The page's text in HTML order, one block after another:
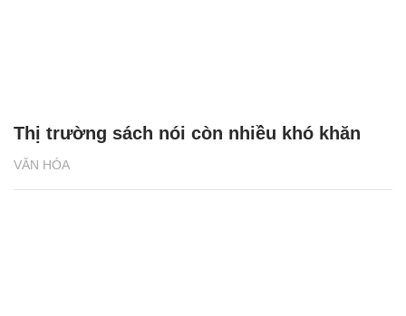
VĂN HÓA
Thị trường sách nói còn nhiều khó khăn